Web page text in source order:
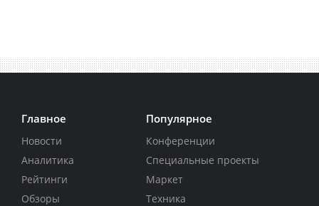
Главное
Новости
Аналитика
Рейтинги
Обзоры
Популярное
Конференции
Специальные проекты
Маркет
Техника